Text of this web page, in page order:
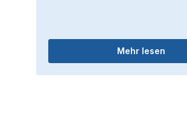
Mehr lesen